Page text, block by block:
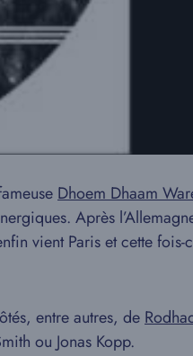
Dhoem Dhaam
Après
vient Paris et cette
entre autres, de
ou Jonas Kopp.